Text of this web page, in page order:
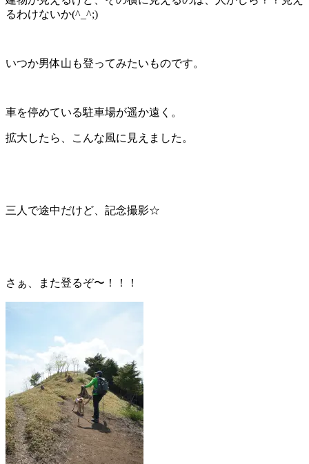
るわけないか(^_^;)
いつか男体山も登ってみたいものです。
車を停めている駐車場が遥か遠く。
拡大したら、こんな風に見えました。
三人で途中だけど、記念撮影☆
さぁ、また登るぞ〜！！！